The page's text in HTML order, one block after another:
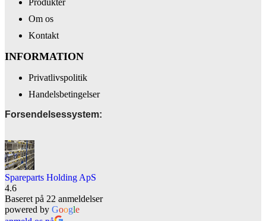
Produkter
Om os
Kontakt
INFORMATION
Privatlivspolitik
Handelsbetingelser
Forsendelsessystem:
Spareparts Holding ApS
4.6
Baseret på 22 anmeldelser
powered by Google